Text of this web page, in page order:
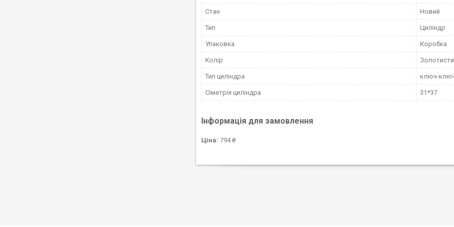
Стан Новий
Тип Циліндр
Упаковка Коробка
Колір
Тип циліндра ключ-
Сіметрія циліндра 31*37
Інформація для замовлення
Ціна: 794 ₴